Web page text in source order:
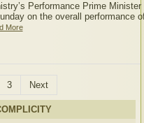
Performance Prime Minister
on the overall performance
More
3 Next